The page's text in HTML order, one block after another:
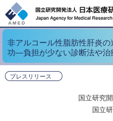
非アルコール性脂肪性肝炎
功―負担が少ない診断法や
プレスリリース
国立研究
国立